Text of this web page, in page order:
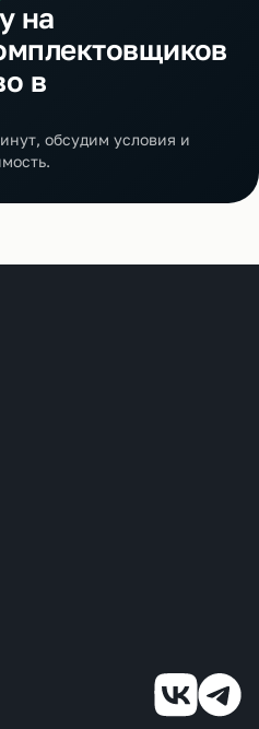
на
в
обсудим условия и